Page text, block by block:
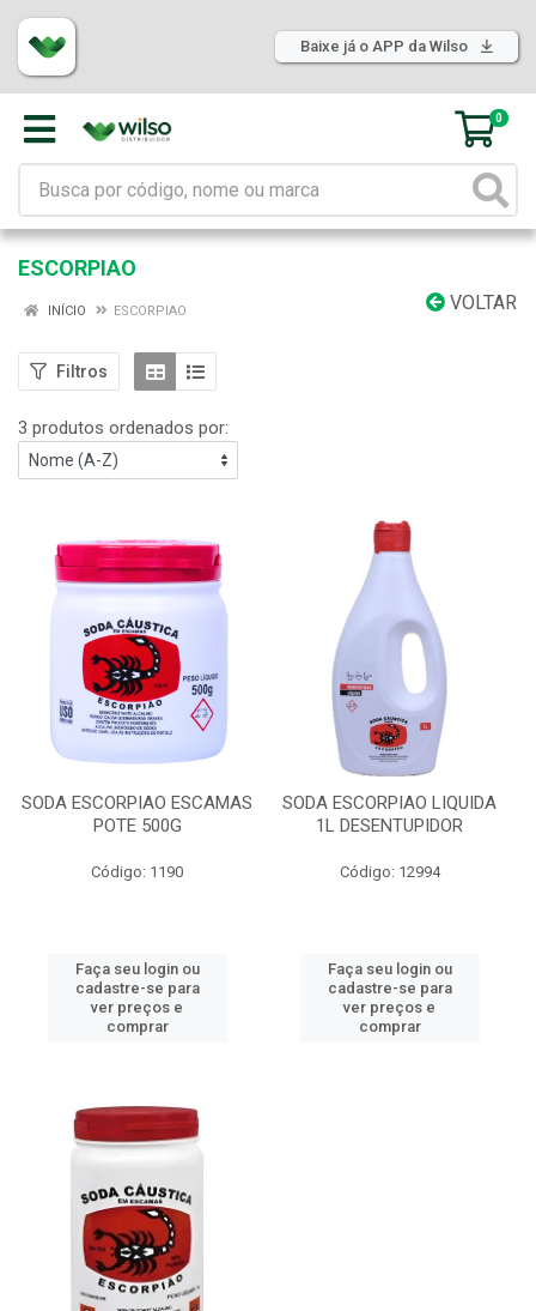
Baixe já o APP da Wilso
0
ESCORPIAO
VOLTAR
INÍCIO ESCORPIAO
Filtros
3 produtos ordenados por:
SODA ESCORPIAO ESCAMAS
POTE 500G
Código: 1190
Faça seu login ou
cadastre-se para
ver preços e
comprar
SODA ESCORPIAO LIQUIDA
1L DESENTUPIDOR
Código: 12994
Faça seu login ou
cadastre-se para
ver preços e
comprar